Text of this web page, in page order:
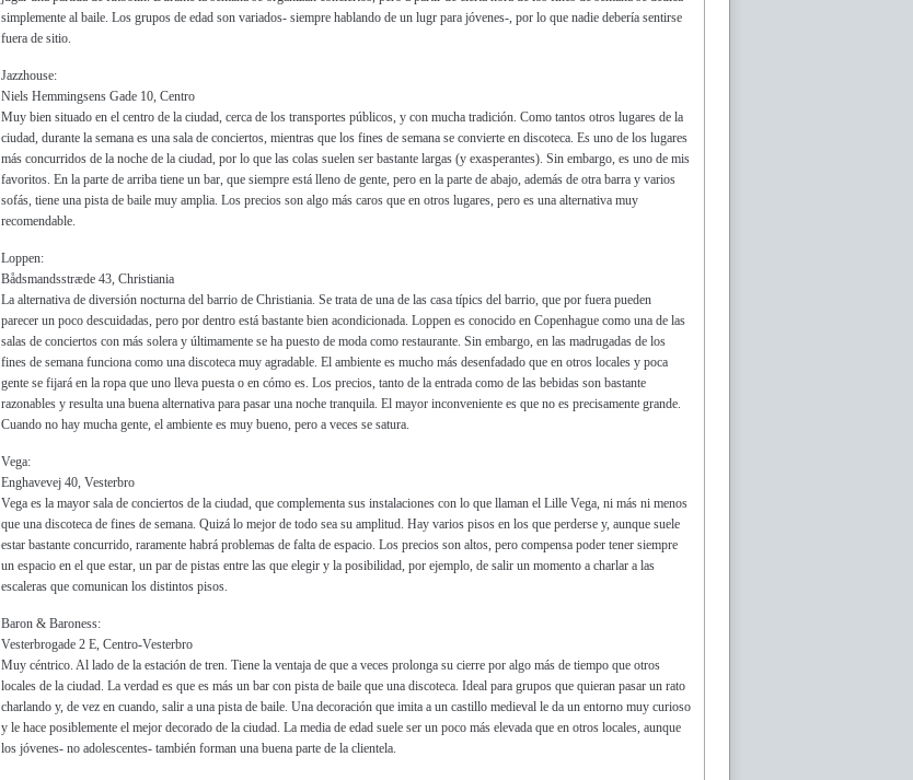
simplemente al baile. Los grupos de edad son variados- siempre hablando de un lugr para jóvenes-, por lo que nadie debería sentirse
fuera de sitio.
Jazzhouse:
Niels Hemmingsens Gade 10, Centro
Muy bien situado en el centro de la ciudad, cerca de los transportes públicos, y con mucha tradición. Como tantos otros lugares de la
ciudad, durante la semana es una sala de conciertos, mientras que los fines de semana se convierte en discoteca. Es uno de los lugares
más concurridos de la noche de la ciudad, por lo que las colas suelen ser bastante largas (y exasperantes). Sin embargo, es uno de mis
favoritos. En la parte de arriba tiene un bar, que siempre está lleno de gente, pero en la parte de abajo, además de otra barra y varios
sofás, tiene una pista de baile muy amplia. Los precios son algo más caros que en otros lugares, pero es una alternativa muy
recomendable.
Loppen:
Bådsmandsstræde 43, Christiania
La alternativa de diversión nocturna del barrio de Christiania. Se trata de una de las casa típics del barrio, que por fuera pueden
parecer un poco descuidadas, pero por dentro está bastante bien acondicionada. Loppen es conocido en Copenhague como una de las
salas de conciertos con más solera y últimamente se ha puesto de moda como restaurante. Sin embargo, en las madrugadas de los
fines de semana funciona como una discoteca muy agradable. El ambiente es mucho más desenfadado que en otros locales y poca
gente se fijará en la ropa que uno lleva puesta o en cómo es. Los precios, tanto de la entrada como de las bebidas son bastante
razonables y resulta una buena alternativa para pasar una noche tranquila. El mayor inconveniente es que no es precisamente grande.
Cuando no hay mucha gente, el ambiente es muy bueno, pero a veces se satura.
Vega:
Enghavevej 40, Vesterbro
Vega es la mayor sala de conciertos de la ciudad, que complementa sus instalaciones con lo que llaman el Lille Vega, ni más ni menos
que una discoteca de fines de semana. Quizá lo mejor de todo sea su amplitud. Hay varios pisos en los que perderse y, aunque suele
estar bastante concurrido, raramente habrá problemas de falta de espacio. Los precios son altos, pero compensa poder tener siempre
un espacio en el que estar, un par de pistas entre las que elegir y la posibilidad, por ejemplo, de salir un momento a charlar a las
escaleras que comunican los distintos pisos.
Baron & Baroness:
Vesterbrogade 2 E, Centro-Vesterbro
Muy céntrico. Al lado de la estación de tren. Tiene la ventaja de que a veces prolonga su cierre por algo más de tiempo que otros
locales de la ciudad. La verdad es que es más un bar con pista de baile que una discoteca. Ideal para grupos que quieran pasar un rato
charlando y, de vez en cuando, salir a una pista de baile. Una decoración que imita a un castillo medieval le da un entorno muy curioso
y le hace posiblemente el mejor decorado de la ciudad. La media de edad suele ser un poco más elevada que en otros locales, aunque
los jóvenes- no adolescentes- también forman una buena parte de la clientela.